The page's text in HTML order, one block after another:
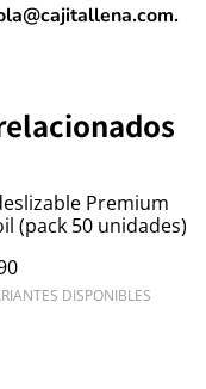
.
Premium
(pack 50 unidades)
DISPONIBLES